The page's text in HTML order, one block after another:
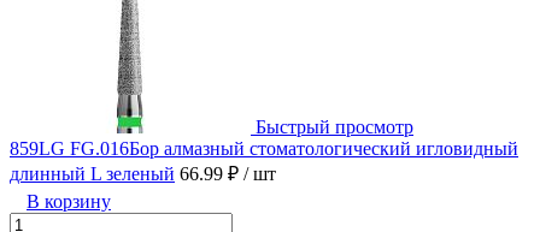
Быстрый просмотр
859LG FG.016Бор алмазный стоматологический игловидный
длинный L зеленый 66.99 ₽ / шт
В корзину